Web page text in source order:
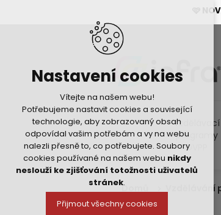
🩷
Nastavení cookies
Vítejte na našem webu!
Potřebujeme nastavit cookies a související
technologie, aby zobrazovaný obsah
odpovídal vašim potřebám a vy na webu
nalezli přesně to, co potřebujete. Soubory
cookies používané na našem webu nikdy
neslouží ke zjišťování totožnosti uživatelů
stránek.
Přijmout všechny cookies
Vzdělávací
programy
DVPP
Domů Vzdělávání